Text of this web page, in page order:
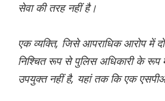
सेवा की तरह नहीं है।
एक व्यक्ति, जिसे आपराधिक आरोप में
निश्चित रूप से पुलिस अधिकारी के
उपयुक्त नहीं है, यहां तक ​​​​कि एक